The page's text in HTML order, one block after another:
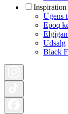
Inspiration
Ugens
Epoq
Udsalg
Black